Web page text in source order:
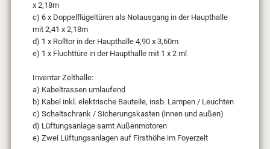
x 2,18m
c) 6 x Doppelflügeltüren als Notausgang in der Haupthalle
mit 2,41 x 2,18m
d) 1 x Rolltor in der Haupthalle 4,90 x 3,60m
e) 1 x Fluchttüre in der Haupthalle mit 1 x 2 ml
Inventar Zelthalle:
a) Kabeltrassen umlaufend
b) Kabel inkl. elektrische Bauteile, insb. Lampen / Leuchten
c) Schaltschrank / Sicherungskasten (innen und außen)
d) Lüftungsanlage samt Außenmotoren
e) Zwei Lüftungsanlagen auf Firsthöhe im Foyerzelt